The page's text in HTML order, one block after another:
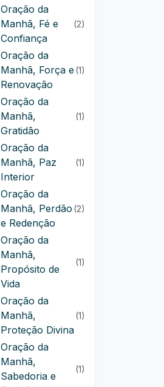
Oração da
Manhã, Fé e
Confiança
(2)
Oração da
Manhã, Força e
Renovação
(1)
Oração da
Manhã,
Gratidão
(1)
Oração da
Manhã, Paz
Interior
(1)
Oração da
Manhã, Perdão
e Redenção
(2)
Oração da
Manhã,
Propósito de
Vida
(1)
Oração da
Manhã,
Proteção Divina
(1)
Oração da
Manhã,
Sabedoria e
(1)